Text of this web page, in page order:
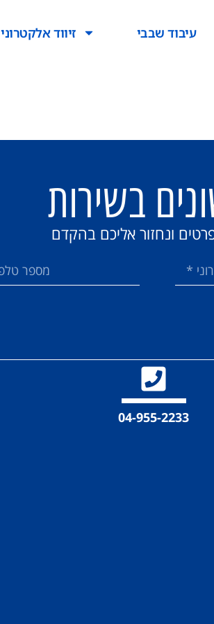
זיווד אלקטרוני עיבוד שבבי
בשירות
ונחזור אליכם בהקדם
04-955-2233